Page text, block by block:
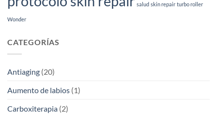
salud skin repair turbo roller
Wonder
CATEGORÍAS
Antiaging (20)
Aumento de labios (1)
Carboxiterapia (2)